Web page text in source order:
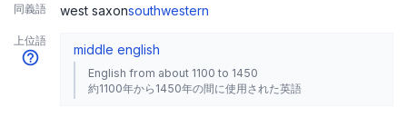
同義語 west saxonsouthwestern
上位語
middle english
English from about 1100 to 1450
約1100年から1450年の間に使用された英語